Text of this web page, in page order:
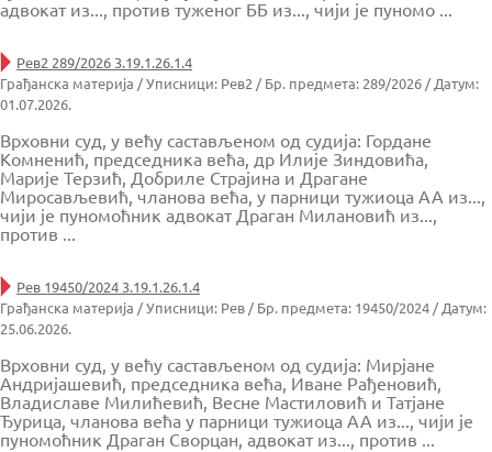
адвокат из..., против туженог ББ из..., чији је пуномо ...
Рев2 289/2026 3.19.1.26.1.4
Грађанска материја / Уписници: Рев2 / Бр. предмета: 289/2026 / Датум:
01.07.2026.
Врховни суд, у већу састављеном од судија: Гордане
Комненић, председника већа, др Илије Зиндовића,
Марије Терзић, Добриле Страјина и Драгане
Миросављевић, чланова већа, у парници тужиоца АА из...,
чији је пуномоћник адвокат Драган Милановић из...,
против ...
Рев 19450/2024 3.19.1.26.1.4
Грађанска материја / Уписници: Рев / Бр. предмета: 19450/2024 / Датум:
25.06.2026.
Врховни суд, у већу састављеном од судија: Мирјане
Андријашевић, председника већа, Иване Рађеновић,
Владиславе Милићевић, Весне Мастиловић и Татјане
Ђурица, чланова већа у парници тужиоца АА из..., чији је
пуномоћник Драган Сворцан, адвокат из..., против ...